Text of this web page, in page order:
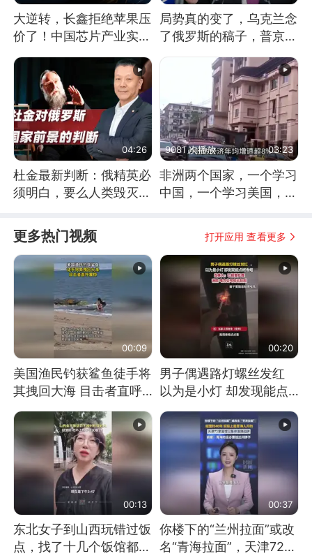
大逆转，长鑫拒绝苹果压
价了！中国芯片产业实现
局势真的变了，乌克兰念
了俄罗斯的稿子，普京说
04:26
杜金最新判断：俄精英必
须明白，要么人类毁灭，
9081 次播放 03:23
非洲两个国家，一个学习
中国，一个学习美国，结
更多热门视频 打开应用 查看更多
00:09
美国渔民钓获鲨鱼徒手将
其拽回大海 目击者直呼
震惊 （视频来源：参考
消息）
00:20
男子偶遇路灯螺丝发红
以为是小灯 却发现能点
燃香烟 当事人：已报警
处理
00:13
东北女子到山西玩错过饭
点，找了十几个饭馆都没
00:37
你楼下的“兰州拉面”或改
名“青海拉面”，天津72家